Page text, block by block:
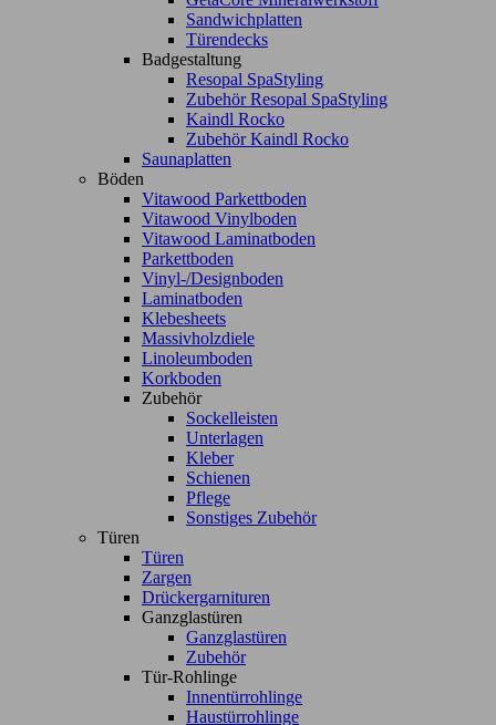
Sandwichplatten
Türendecks
Badgestaltung
Resopal SpaStyling
Zubehör Resopal SpaStyling
Kaindl Rocko
Zubehör Kaindl Rocko
Saunaplatten
Böden
Vitawood Parkettboden
Vitawood Vinylboden
Vitawood Laminatboden
Parkettboden
Vinyl-/Designboden
Laminatboden
Klebesheets
Massivholzdiele
Linoleumboden
Korkboden
Zubehör
Sockelleisten
Unterlagen
Kleber
Schienen
Pflege
Sonstiges Zubehör
Türen
Türen
Zargen
Drückergarnituren
Ganzglastüren
Ganzglastüren
Zubehör
Tür-Rohlinge
Innentürrohlinge
Haustürrohlinge